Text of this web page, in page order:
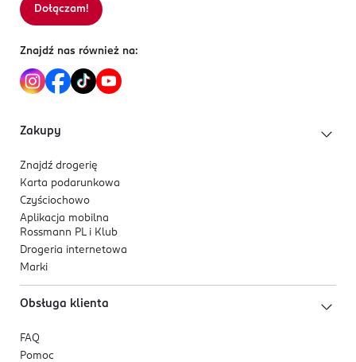
Dołączam!
Znajdź nas również na:
Zakupy
Znajdź drogerię
Karta podarunkowa
Czyściochowo
Aplikacja mobilna
Rossmann PL i Klub
Drogeria internetowa
Marki
Obsługa klienta
FAQ
Pomoc